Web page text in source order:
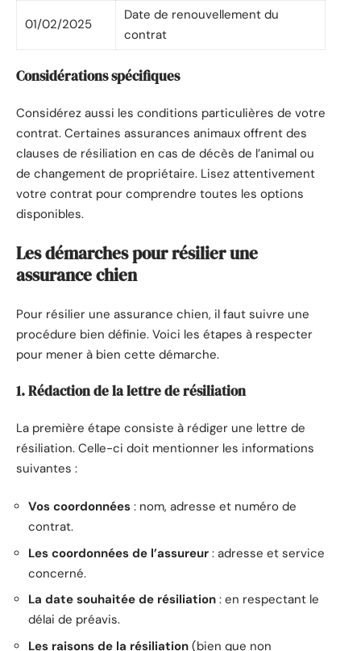
01/02/2025
Date de renouvellement du
contrat
Considérations spécifiques
Considérez aussi les conditions particulières de votre
contrat. Certaines assurances animaux offrent des
clauses de résiliation en cas de décès de l’animal ou
de changement de propriétaire. Lisez attentivement
votre contrat pour comprendre toutes les options
disponibles.
Les démarches pour résilier une
assurance chien
Pour résilier une assurance chien, il faut suivre une
procédure bien définie. Voici les étapes à respecter
pour mener à bien cette démarche.
1. Rédaction de la lettre de résiliation
La première étape consiste à rédiger une lettre de
résiliation. Celle-ci doit mentionner les informations
suivantes :
Vos coordonnées : nom, adresse et numéro de
contrat.
Les coordonnées de l’assureur : adresse et service
concerné.
La date souhaitée de résiliation : en respectant le
délai de préavis.
Les raisons de la résiliation (bien que non